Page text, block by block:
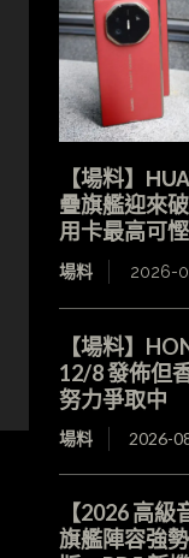
【場料】
疊旗艦迎來
用卡最高可
場料 2026-
【場料】
12/8 發佈但
努力爭取中
場料 2026-
【2026 高
旗艦陣容強